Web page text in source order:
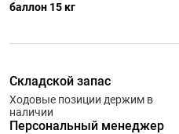
баллон 15 кг
Складской запас
Ходовые позиции держим в
наличии
Персональный менеджер